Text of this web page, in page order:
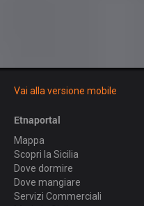
Vai alla versione mobile
Etnaportal
Mappa
Scopri la Sicilia
Dove dormire
Dove mangiare
Servizi Commerciali